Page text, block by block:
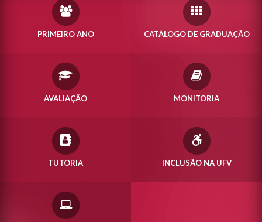
PRIMEIRO ANO CATÁLOGO DE GRADUAÇÃO
AVALIAÇÃO MONITORIA
TUTORIA INCLUSÃO NA UFV